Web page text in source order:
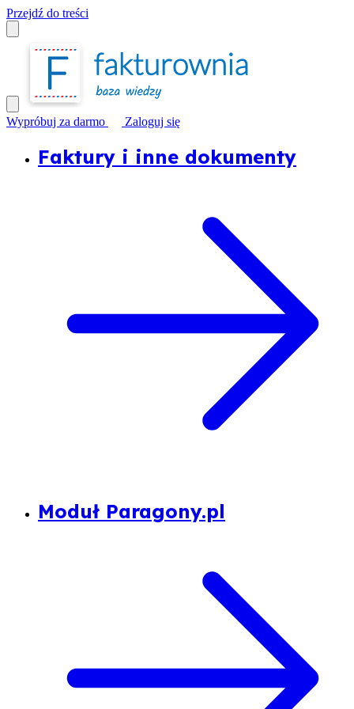
Przejdź do treści
Wypróbuj za darmo Zaloguj się
Faktury i inne dokumenty
Moduł Paragony.pl